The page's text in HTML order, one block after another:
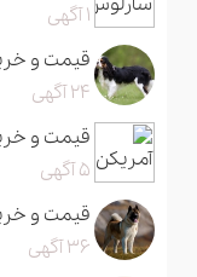
1 آگهی
قیمت و
24 آگهی
قیمت و
5 آگهی
قیمت و
36 آگهی